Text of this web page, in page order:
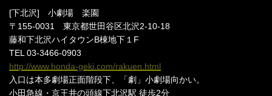
[下北沢] 小劇場 楽園
〒155-0031 東京都世田谷区北沢2-10-18
藤和下北沢ハイタウンB棟地下１F
TEL 03-3466-0903
http://www.honda-geki.com/rakuen.html
入口は本多劇場正面階段下、「劇」小劇場向かい。
小田急線・京王井の頭線下北沢駅 徒歩2分